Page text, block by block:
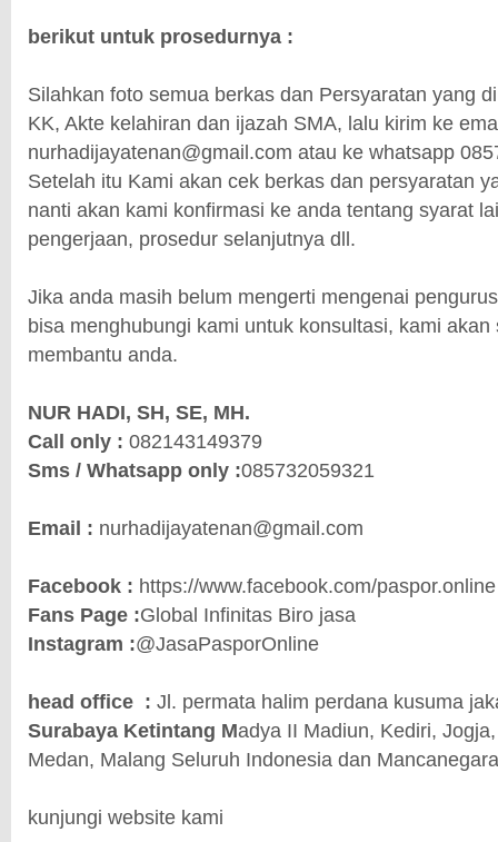
berikut untuk prosedurnya :
Silahkan foto semua berkas dan Persyaratan yang
KK, Akte kelahiran dan ijazah SMA, lalu kirim ke
nurhadijayatenan@gmail.com atau ke whatsapp
Setelah itu Kami akan cek berkas dan persyaratan
nanti akan kami konfirmasi ke anda tentang syarat
pengerjaan, prosedur selanjutnya dll.
Jika anda masih belum mengerti mengenai
bisa menghubungi kami untuk konsultasi, kami
membantu anda.
NUR HADI, SH, SE, MH.
Call only : 082143149379
Sms / Whatsapp only :085732059321
Email : nurhadijayatenan@gmail.com
Facebook : https://www.facebook.com/paspor.online
Fans Page :Global Infinitas Biro jasa
Instagram :@JasaPasporOnline
head office : Jl. permata halim perdana kusuma
Surabaya Ketintang Madya II Madiun, Kediri,
Medan, Malang Seluruh Indonesia dan
kunjungi website kami